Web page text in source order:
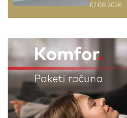
07.08.2026.